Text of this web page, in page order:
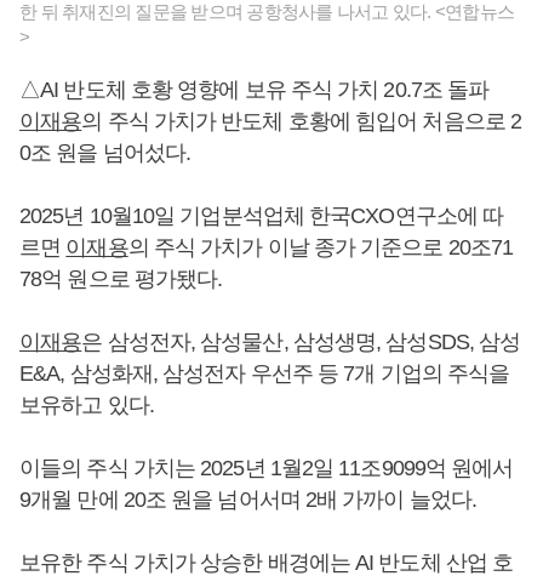
한 뒤 취재진의 질문을 받으며 공항청사를 나서고 있다. <연합뉴스
>
△AI 반도체 호황 영향에 보유 주식 가치 20.7조 돌파
이재용의 주식 가치가 반도체 호황에 힘입어 처음으로 2
0조 원을 넘어섰다.
2025년 10월10일 기업분석업체 한국CXO연구소에 따
르면 이재용의 주식 가치가 이날 종가 기준으로 20조71
78억 원으로 평가됐다.
이재용은 삼성전자, 삼성물산, 삼성생명, 삼성SDS, 삼성
E&A, 삼성화재, 삼성전자 우선주 등 7개 기업의 주식을
보유하고 있다.
이들의 주식 가치는 2025년 1월2일 11조9099억 원에서
9개월 만에 20조 원을 넘어서며 2배 가까이 늘었다.
보유한 주식 가치가 상승한 배경에는 AI 반도체 산업 호